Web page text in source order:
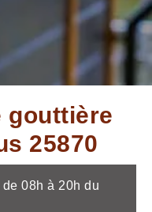
gouttière
25870
08h à 20h du